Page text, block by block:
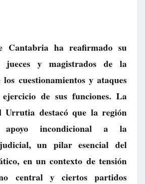
Cantabria ha reafirmado su
jueces y magistrados de la
cuestionamientos y ataques
de sus funciones. La
Urrutia destacó que la región
incondicional a la
judicial, un pilar esencial del
en un contexto de tensión
central y ciertos partidos